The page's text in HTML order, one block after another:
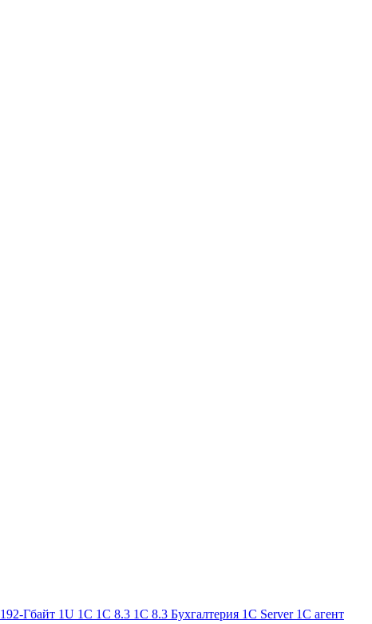
192-Гбайт 1U 1С 1С 8.3 1С 8.3 Бухгалтерия 1С Server 1С агент